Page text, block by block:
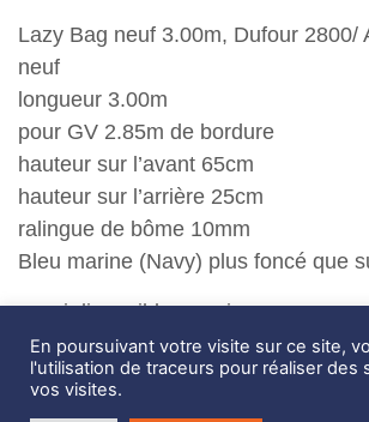
Lazy Bag neuf 3.00m, Dufour 2800/
neuf
longueur 3.00m
pour GV 2.85m de bordure
hauteur sur l’avant 65cm
hauteur sur l’arrière 25cm
ralingue de bôme 10mm
Bleu marine (Navy) plus foncé que
aussi disponible en gris
3 attaches.
lattes démontables + manchons
En poursuivant votre visite sur ce site,
l'utilisation de traceurs pour réaliser des
vos visites.